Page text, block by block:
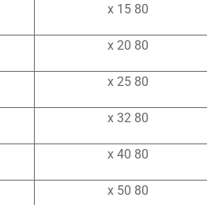
80 x 15
80 x 20
80 x 25
80 x 32
80 x 40
80 x 50